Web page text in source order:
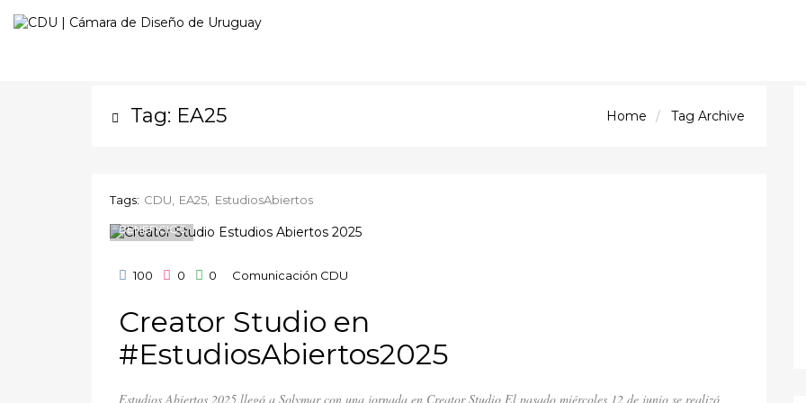
Home Tag Archive
Tag: EA25
Tags: CDU EA25 EstudiosAbiertos
BENEFICIOS
100 0 0 Comunicación CDU
Creator Studio en
#EstudiosAbiertos2025
Estudios Abiertos 2025 llegó a Solymar con una jornada en Creator Studio El pasado miércoles 12 de junio se realizó